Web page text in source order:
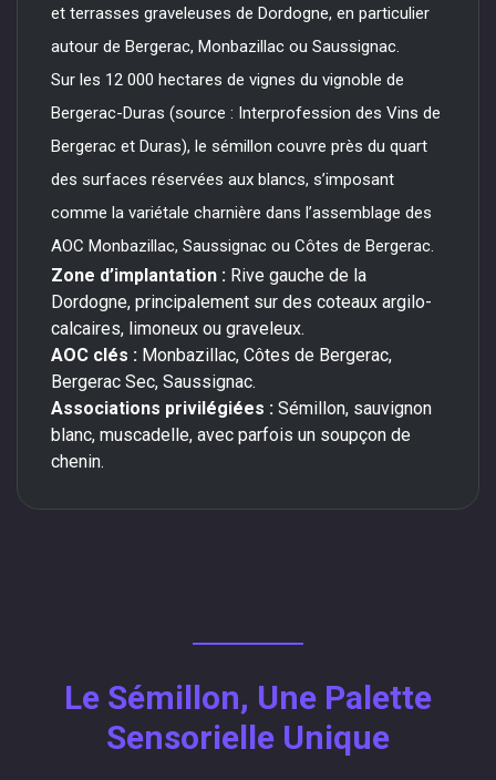
et terrasses graveleuses de Dordogne, en particulier
autour de Bergerac, Monbazillac ou Saussignac.
Sur les 12 000 hectares de vignes du vignoble de
Bergerac-Duras (source : Interprofession des Vins de
Bergerac et Duras), le sémillon couvre près du quart
des surfaces réservées aux blancs, s’imposant
comme la variétale charnière dans l’assemblage des
AOC Monbazillac, Saussignac ou Côtes de Bergerac.
Zone d’implantation : Rive gauche de la
Dordogne, principalement sur des coteaux argilo-
calcaires, limoneux ou graveleux.
AOC clés : Monbazillac, Côtes de Bergerac,
Bergerac Sec, Saussignac.
Associations privilégiées : Sémillon, sauvignon
blanc, muscadelle, avec parfois un soupçon de
chenin.
Le Sémillon, Une Palette
Sensorielle Unique